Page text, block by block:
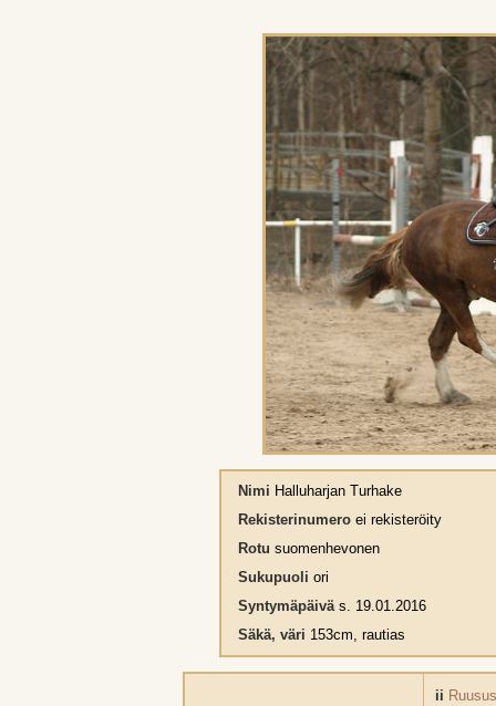
Nimi Halluharjan Turhake
Rekisterinumeroei rekisteröity
Rotu suomenhevonen
Sukupuoli ori
Syntymäpäiväs. 19.01.2016
Säkä, väri 153cm, rautias
ii